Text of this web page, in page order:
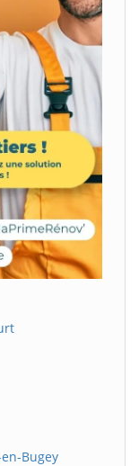
Bugey